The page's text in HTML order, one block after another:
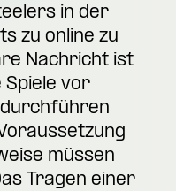
in der
zu online zu
Nachricht ist
Spiele vor
müssen
Tragen einer